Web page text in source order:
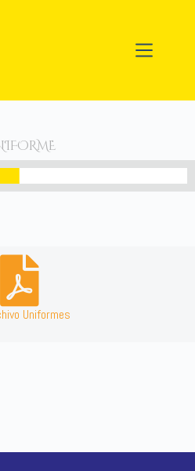
Uniformes